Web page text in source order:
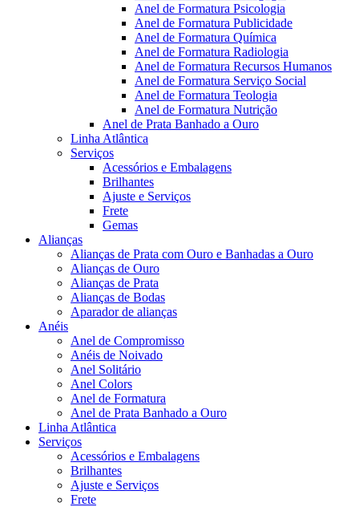
Anel de Formatura Psicologia
Anel de Formatura Publicidade
Anel de Formatura Química
Anel de Formatura Radiologia
Anel de Formatura Recursos Humanos
Anel de Formatura Serviço Social
Anel de Formatura Teologia
Anel de Formatura Nutrição
Anel de Prata Banhado a Ouro
Linha Atlântica
Serviços
Acessórios e Embalagens
Brilhantes
Ajuste e Serviços
Frete
Gemas
Alianças
Alianças de Prata com Ouro e Banhadas a Ouro
Alianças de Ouro
Alianças de Prata
Alianças de Bodas
Aparador de alianças
Anéis
Anel de Compromisso
Anéis de Noivado
Anel Solitário
Anel Colors
Anel de Formatura
Anel de Prata Banhado a Ouro
Linha Atlântica
Serviços
Acessórios e Embalagens
Brilhantes
Ajuste e Serviços
Frete